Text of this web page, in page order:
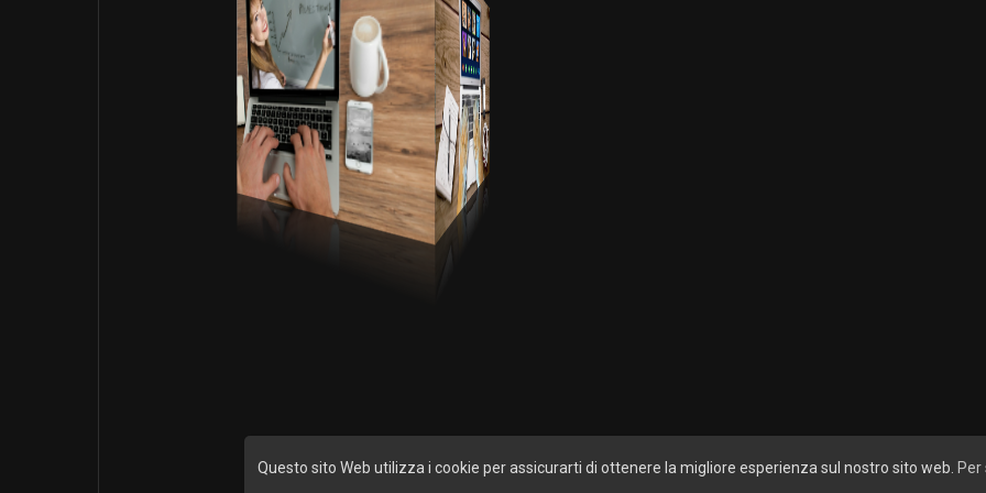
Questo sito Web utilizza i cookie per assicurarti di ottenere la migliore esperienza sul nostro sito web. Per